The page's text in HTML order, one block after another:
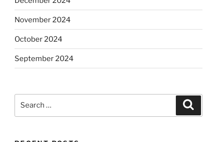
November 2024
October 2024
September 2024